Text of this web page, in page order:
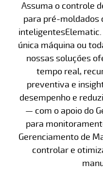
Assuma o controle
para pré-moldados
única máquina ou
nossas soluções
tempo real,
preventiva e
desempenho e
— com o apoio do
para
Gerenciamento de
controlar e